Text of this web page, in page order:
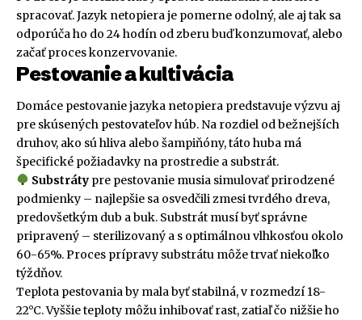
spracovať. Jazyk netopiera je pomerne odolný, ale aj tak sa
odporúča ho do 24 hodín od zberu buď konzumovať, alebo
začať proces konzervovanie.
Pestovanie a kultivácia
Domáce pestovanie jazyka netopiera predstavuje výzvu aj
pre skúsených pestovateľov húb. Na rozdiel od bežnejších
druhov, ako sú hliva alebo šampiňóny, táto huba má
špecifické požiadavky na prostredie a substrát.
Substrátypre pestovanie musia simulovať prirodzené
podmienky – najlepšie sa osvedčili zmesi tvrdého dreva,
predovšetkým dub a buk. Substrát musí byť správne
pripravený – sterilizovaný a s optimálnou vlhkosťou okolo
60-65%. Proces prípravy substrátu môže trvať niekoľko
týždňov.
Teplota pestovania by mala byť stabilná, v rozmedzí 18-
22°C. Vyššie teploty môžu inhibovať rast, zatiaľ čo nižšie ho